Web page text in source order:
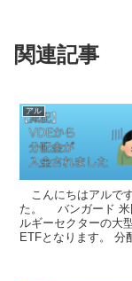
関連記事
アル
こんにちはアルで
た。 バンガード 米
ルギーセクターの大
ETFとなります。 分